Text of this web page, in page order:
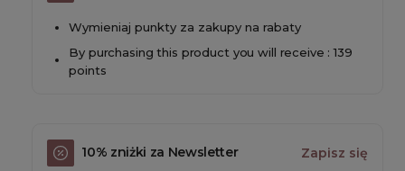
Wymieniaj punkty za zakupy na rabaty
By purchasing this product you will receive : 139
points
10% zniżki za Newsletter Zapisz się